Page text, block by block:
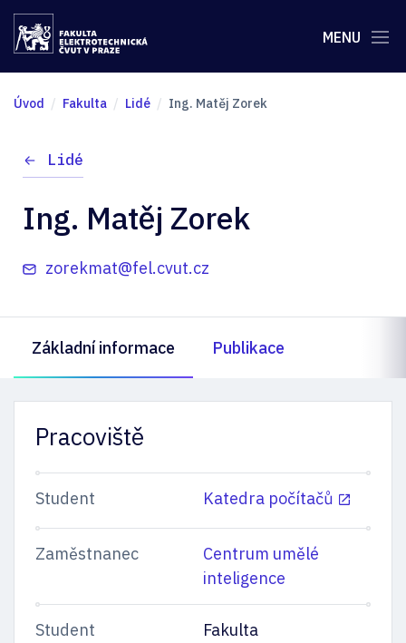
MENU
Úvod Fakulta Lidé Ing. Matěj Zorek
Lidé
Ing. Matěj Zorek
zorekmat@fel.cvut.cz
Základní informace Publikace
Pracoviště
Student Katedra počítačů
Zaměstnanec
Centrum umělé
inteligence
Student
Fakulta